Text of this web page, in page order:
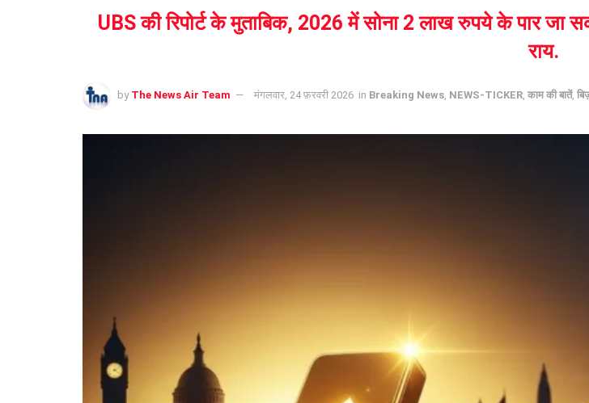
UBS की रिपोर्ट के मुताबिक, 2026 में सोना 2 लाख रुपये के पार जा
राय.
by The News Air Team मंगलवार, 24 फ़रवरी 2026 in Breaking News NEWS-TICKER काम की बातें,